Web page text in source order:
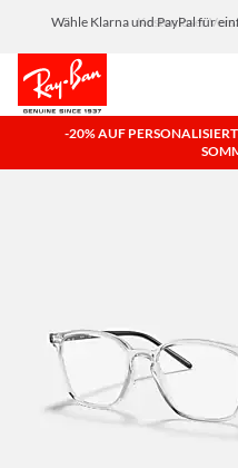
Wähle Klarna und PayPal für
-20% AUF